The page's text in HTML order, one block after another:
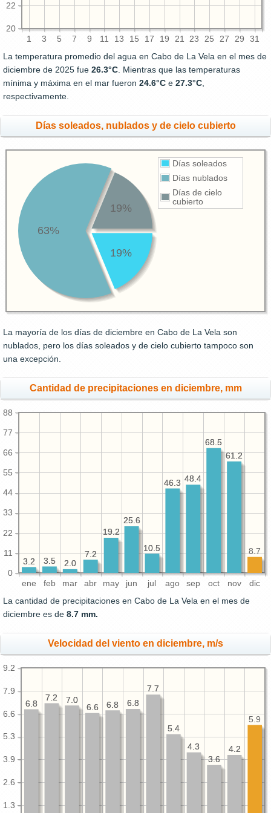
1 3 5 7 9 11 13 15 17 19 21 23 25 27 29 31
20
22
La temperatura promedio del agua en Cabo de La Vela en el mes de
diciembre de 2025 fue 26.3°C. Mientras que las temperaturas
mínima y máxima en el mar fueron 24.6°C e 27.3°C,
respectivamente.
Días soleados, nublados y de cielo cubierto
Días soleados
Días nublados
Días de cielo
cubierto
19%
63%
19%
La mayoría de los días de diciembre en Cabo de La Vela son
nublados, pero los días soleados y de cielo cubierto tampoco son
una excepción.
Cantidad de precipitaciones en diciembre, mm
ene feb mar abr may jun jul ago sep oct nov dic
0
11
22
33
44
55
66
77
88
61.2
68.5
48.4
46.3
10.5
25.6
19.2
7.2
2.0
3.5
3.2
8.7
61.2
68.5
48.4
46.3
10.5
25.6
19.2
7.2
2.0
3.5
3.2
La cantidad de precipitaciones en Cabo de La Vela en el mes de
diciembre es de 8.7 mm.
Velocidad del viento en diciembre, m/s
1.3
2.6
3.9
5.3
6.6
7.9
9.2
4.2
3.6
4.3
5.4
7.7
6.8
6.8
6.6
7.0
7.2
6.8
5.9
4.2
3.6
4.3
5.4
7.7
6.8
6.8
6.6
7.0
7.2
6.8